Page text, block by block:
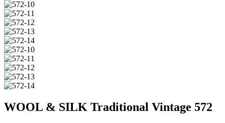
WOOL & SILK Traditional Vintage 572